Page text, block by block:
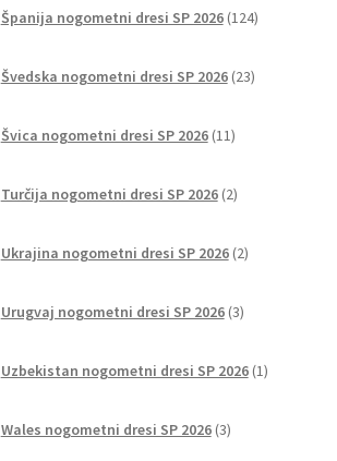
Španija nogometni dresi SP 2026 124izdelkov
Švedska nogometni dresi SP 2026 23izdelkov
Švica nogometni dresi SP 2026 11izdelkov
Turčija nogometni dresi SP 2026 2izdelka
Ukrajina nogometni dresi SP 2026 2izdelka
Urugvaj nogometni dresi SP 2026 3izdelki
Uzbekistan nogometni dresi SP 2026 1izdelek
Wales nogometni dresi SP 2026 3izdelki